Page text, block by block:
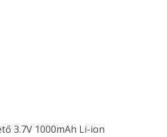
3.7V 1000mAh Li-ion